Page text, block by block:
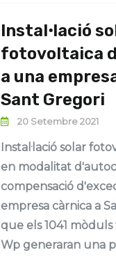
Instalꞏlació
fotovoltaica
a una
Sant Gregori
20 Setembre 2021
Instal·lació solar
en modalitat
compensació
empresa càrnica a
que els 1041
Wp generaran una